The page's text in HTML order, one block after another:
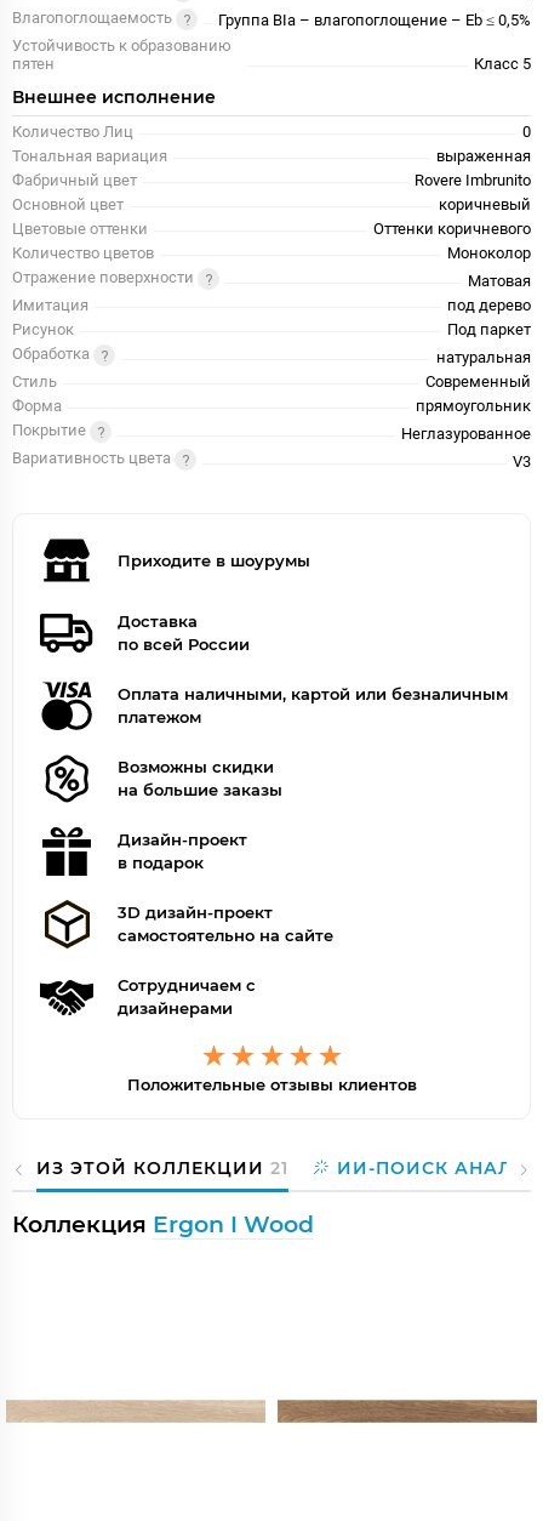
Влагопоглощаемость
Группа BIa – влагопоглощение – Eb ≤ 0,5%
Устойчивость к образованию
пятен
Класс 5
Внешнее исполнение
Количество Лиц
0
Тональная вариация
выраженная
Фабричный цвет
Rovere Imbrunito
Основной цвет
коричневый
Цветовые оттенки
Оттенки коричневого
Количество цветов
Моноколор
Отражение поверхности
Матовая
Имитация
под дерево
Рисунок
Под паркет
Обработка
натуральная
Стиль
Современный
Форма
прямоугольник
Покрытие
Неглазурованное
Вариативность цвета
V3
Приходите в шоурумы
Доставка
по всей России
Оплата наличными, картой или безналичным
платежом
Возможны скидки
на большие заказы
Дизайн-проект
в подарок
3D дизайн-проект
самостоятельно на сайте
Сотрудничаем с
дизайнерами
Положительные отзывы клиентов
ИЗ ЭТОЙ КОЛЛЕКЦИИ 21 ИИ-ПОИСК
Коллекция Ergon I Wood